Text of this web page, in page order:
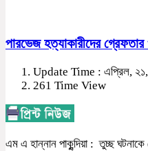
পারভেজ হত্যাকারীদের গ্রেফতার
Update Time : এপ্রিল, ২১,
261 Time View
এম এ হান্নান পাকুন্দিয়া : তুচ্ছ ঘটনাকে